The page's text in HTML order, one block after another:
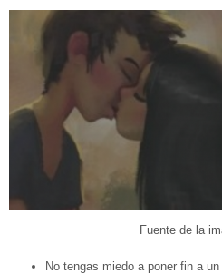
Fuente de la
No tengas miedo a poner fin a